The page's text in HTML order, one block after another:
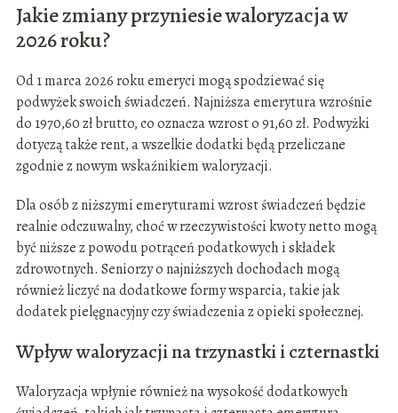
Jakie zmiany przyniesie waloryzacja w
2026 roku?
Od 1 marca 2026 roku emeryci mogą spodziewać się
podwyżek swoich świadczeń. Najniższa emerytura wzrośnie
do 1970,60 zł brutto, co oznacza wzrost o 91,60 zł. Podwyżki
dotyczą także rent, a wszelkie dodatki będą przeliczane
zgodnie z nowym wskaźnikiem waloryzacji.
Dla osób z niższymi emeryturami wzrost świadczeń będzie
realnie odczuwalny, choć w rzeczywistości kwoty netto mogą
być niższe z powodu potrąceń podatkowych i składek
zdrowotnych. Seniorzy o najniższych dochodach mogą
również liczyć na dodatkowe formy wsparcia, takie jak
dodatek pielęgnacyjny czy świadczenia z opieki społecznej.
Wpływ waloryzacji na trzynastki i czternastki
Waloryzacja wpłynie również na wysokość dodatkowych